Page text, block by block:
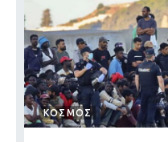
ΚΟΣΜΟΣ